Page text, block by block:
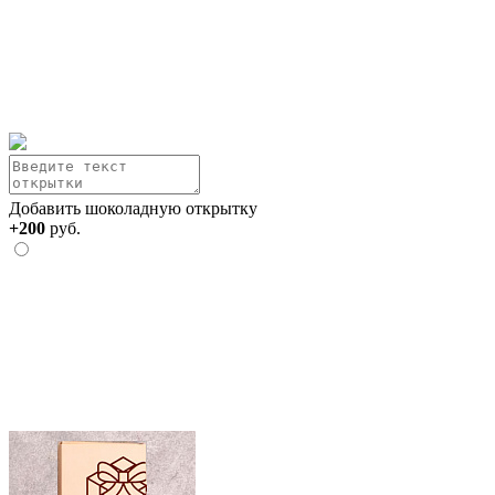
Добавить шоколадную открытку
+200 руб.